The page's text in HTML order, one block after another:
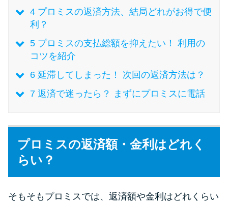
無利息期間を利用して利息0円で
お金を借りる3つのポイント
種類・特徴別一覧
その他コラム
たい…市役所に相談より賢い方
法2選
4プロミスの返済方法、結局どれがお得で便
利？
5プロミスの支払総額を抑えたい！ 利用の
コツを紹介
6延滞してしまった！ 次回の返済方法は？
7返済で迷ったら？ まずにプロミスに電話
プロミスの返済額・金利はどれく
らい？
そもそもプロミスでは、返済額や金利はどれくらい